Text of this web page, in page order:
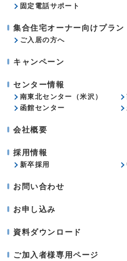
固定電話サポート
集合住宅オーナー向けプラン
ご入居の方へ
キャンペーン
センター情報
南東北センター（米沢）
函館センター
会社概要
採用情報
新卒採用
お問い合わせ
お申し込み
資料ダウンロード
ご加入者様専用ページ